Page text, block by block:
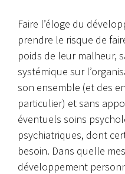
Faire l’éloge du
prendre le risque de
poids de leur malheur,
systémique sur
son ensemble (et des
particulier) et sans
éventuels soins
psychiatriques, dont
besoin. Dans quelle
développement